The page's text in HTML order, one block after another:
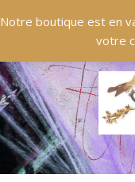
Notre boutique est en
votre